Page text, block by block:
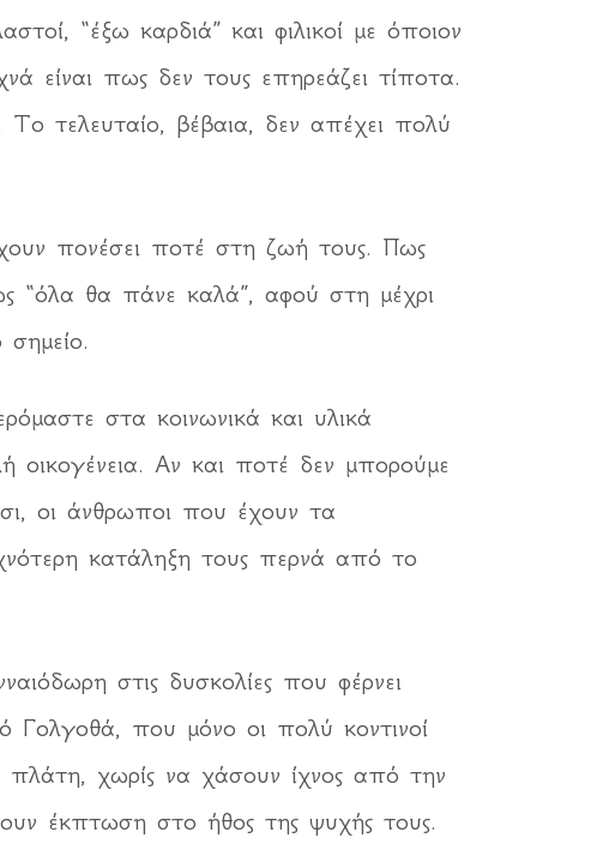
“έξω καρδιά” και φιλικοί με όποιον
είναι πως δεν τους επηρεάζει τίποτα.
τελευταίο, βέβαια, δεν απέχει πολύ
πονέσει ποτέ στη ζωή τους. Πως
“όλα θα πάνε καλά”, αφού στη μέχρι
στα κοινωνικά και υλικά
οικογένεια. Αν και ποτέ δεν μπορούμε
οι άνθρωποι που έχουν τα
κατάληξη τους περνά από το
στις δυσκολίες που φέρνει
Γολγοθά, που μόνο οι πολύ κοντινοί
πλάτη, χωρίς να χάσουν ίχνος από την
έκπτωση στο ήθος της ψυχής τους.